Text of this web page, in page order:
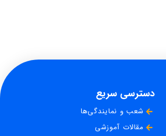
دسترسی سریع
شعب و نمایندگی‌ها
مقالات آموزشی